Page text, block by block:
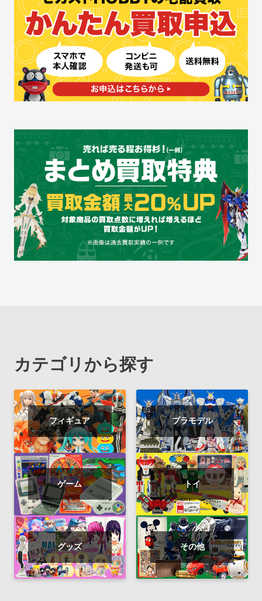
カテゴリから探す
フィギュア プラモデル
ゲーム トイ
グッズ その他